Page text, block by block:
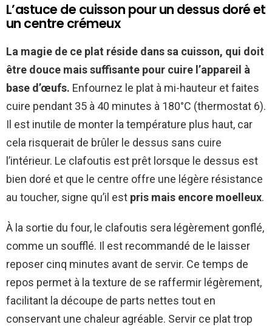
L’astuce de cuisson pour un dessus doré et
un centre crémeux
La magie de ce plat réside dans sa cuisson, qui doit
être douce mais suffisante pour cuire l’appareil à
base d’œufs. Enfournez le plat à mi-hauteur et faites
cuire pendant 35 à 40 minutes à 180°C (thermostat 6).
Il est inutile de monter la température plus haut, car
cela risquerait de brûler le dessus sans cuire
l’intérieur. Le clafoutis est prêt lorsque le dessus est
bien doré et que le centre offre une légère résistance
au toucher, signe qu’il est pris mais encore moelleux.
À la sortie du four, le clafoutis sera légèrement gonflé,
comme un soufflé. Il est recommandé de le laisser
reposer cinq minutes avant de servir. Ce temps de
repos permet à la texture de se raffermir légèrement,
facilitant la découpe de parts nettes tout en
conservant une chaleur agréable. Servir ce plat trop